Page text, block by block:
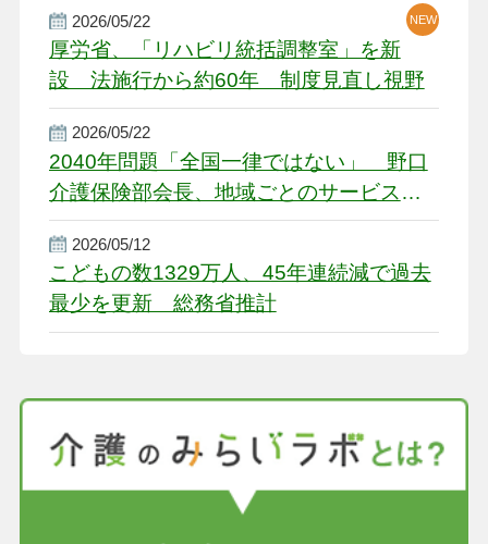
2026/05/22
厚労省、「リハビリ統括調整室」を新
設 法施行から約60年 制度見直し視野
NEW
2026/05/22
2040年問題「全国一律ではない」 野口
介護保険部会長、地域ごとのサービス基
盤整備を促す
2026/05/12
こどもの数1329万人、45年連続減で過去
最少を更新 総務省推計